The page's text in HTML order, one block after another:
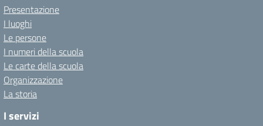
Presentazione
I luoghi
Le persone
I numeri della scuola
Le carte della scuola
Organizzazione
La storia
I servizi